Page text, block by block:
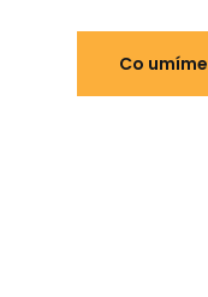
Co umíme